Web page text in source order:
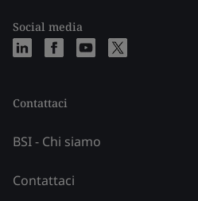
Social media
Contattaci
BSI - Chi siamo
Contattaci